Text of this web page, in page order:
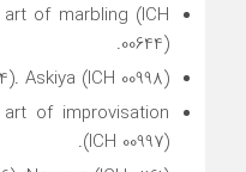
art of marbling (ICH
00644).
Askiya (ICH 00998).
art of improvisation
(ICH 00997).